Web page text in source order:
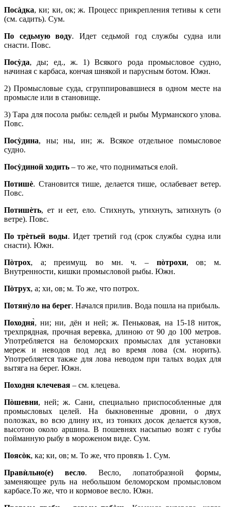
Посàдка, ки; ки, ок; ж. Процесс прикрепления тетивы к сети
(см. садить). Сум.
По седьмую воду. Идет седьмой год службы судна или
снасти. Повс.
Посỳда, ды; ед., ж. 1) Всякого рода промысловое судно,
начиная с карбаса, кончая шнякой и парусным ботом. Южн.
2) Промысловые суда, сгруппировавшиеся в одном месте на
промысле или в становище.
3) Тара для посола рыбы: сельдей и рыбы Мурманского улова.
Повс.
Посỳдина, ны; ны, ин; ж. Всякое отдельное помысловое
судно.
Посỳдиной ходить – то же, что подниматься елой.
Потишè. Становится тише, делается тише, ослабевает ветер.
Повс.
Потишèть, ет и еет, ело. Стихнуть, утихнуть, затихнуть (о
ветре). Повс.
По трèтьей воды. Идет третий год (срок службы судна или
снасти). Южн.
Пòтрох, а; преимущ. во мн. ч. – пòтрохи, ов; м.
Внутренности, кишки промысловой рыбы. Южн.
Пòтрух, а; хи, ов; м. То же, что потрох.
Потянỳло на берег. Начался прилив. Вода пошла на прибыль.
Походня, ни; ни, дён и ней; ж. Пеньковая, на 15‑18 ниток,
трехпрядная, прочная веревка, длиною от 90 до 100 метров.
Употребляется на беломорских промыслах для установки
мереж и неводов под лед во время лова (см. норить).
Употребляется также для лова неводом при талых водах для
вытяга на берег. Южн.
Походня клечевая – см. клецева.
Пòшевни, ней; ж. Сани, специально приспособленные для
промысловых целей. На быкновенные дровни, о двух
полозках, во всю длину их, из тонких досок делается кузов,
высотою около аршина. В пошевнях насыпью возят с губы
пойманную рыбу в мороженом виде. Сум.
Поясòк, ка; ки, ов; м. То же, что провязь 1. Сум.
Правѝльно(е) весло. Весло, лопатобразной формы,
заменяющее руль на небольшом беломорском промысловом
карбасе.То же, что и кормовое весло. Южн.